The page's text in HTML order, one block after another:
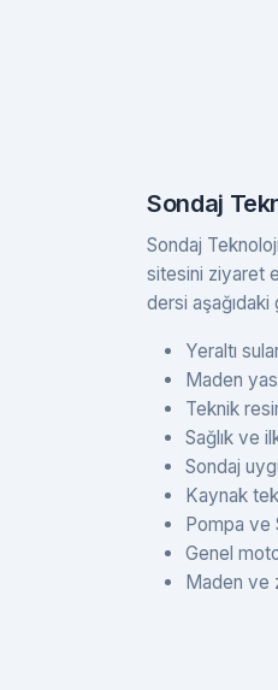
Sondaj
Sondaj
sitesini ziyaret
dersi aşağıdaki
Yeraltı
Maden
Teknik
Sağlık ve
Sondaj
Kaynak
Pompa ve
Genel
Maden ve